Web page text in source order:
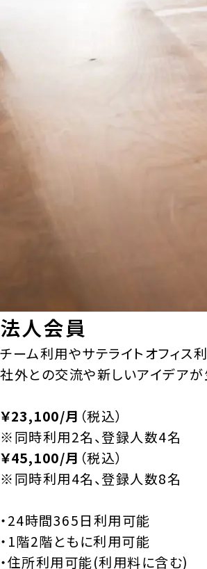
法人会員
チーム利用やサテライトオフィス
社外との交流や新しいアイデア
￥23,100/月 （税込）
※同時利用2名、登録人数4名
￥45,100/月 （税込）
※同時利用4名、登録人数8名
・24時間365日利用可能
・1階2階ともに利用可能
・住所利用可能(利用料に含む)